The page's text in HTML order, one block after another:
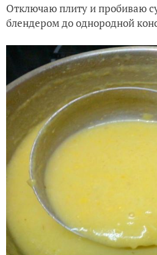
Отключаю плиту и пробиваю
блендером до однородной